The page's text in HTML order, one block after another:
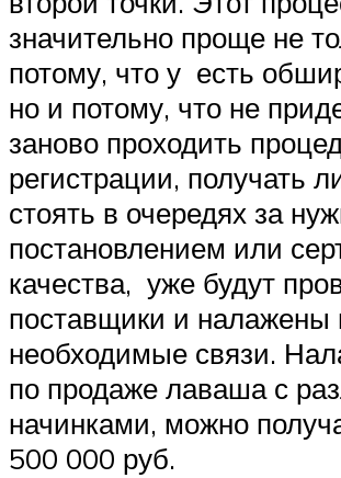
значительно проще не
потому, что у есть
но и потому, что не
заново проходить
регистрации, получать
стоять в очередях за
постановлением или
качества, уже будут
поставщики и налажены
необходимые связи.
по продаже лаваша с
начинками, можно
500 000 руб.